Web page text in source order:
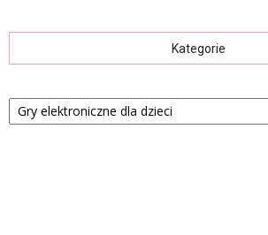
Kategorie
Kategorie